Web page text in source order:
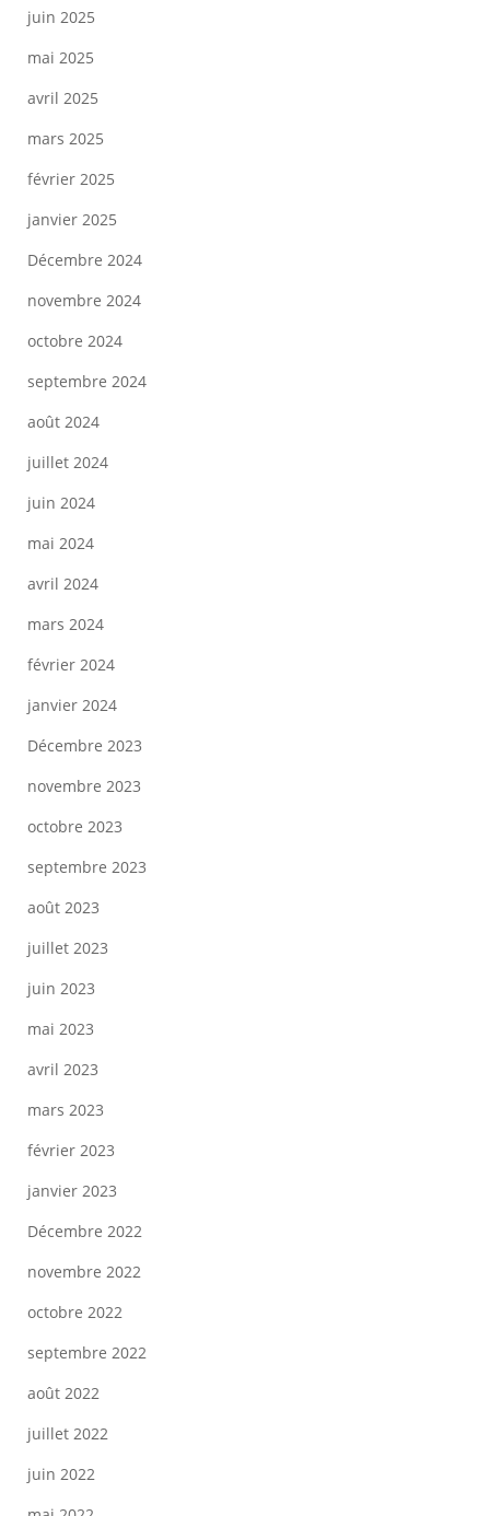
juin 2025
mai 2025
avril 2025
mars 2025
février 2025
janvier 2025
Décembre 2024
novembre 2024
octobre 2024
septembre 2024
août 2024
juillet 2024
juin 2024
mai 2024
avril 2024
mars 2024
février 2024
janvier 2024
Décembre 2023
novembre 2023
octobre 2023
septembre 2023
août 2023
juillet 2023
juin 2023
mai 2023
avril 2023
mars 2023
février 2023
janvier 2023
Décembre 2022
novembre 2022
octobre 2022
septembre 2022
août 2022
juillet 2022
juin 2022